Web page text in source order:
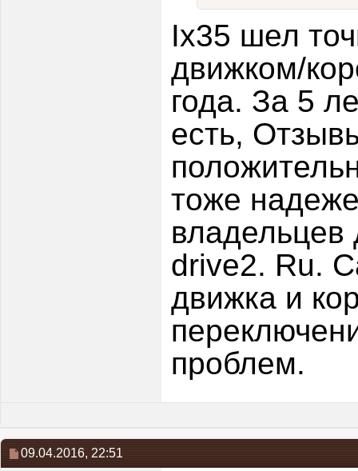
Ix35 шел
движком/
года. За 5
есть,
тоже
владельцев
drive2. Ru.
движка и
проблем.
09.04.2016, 22:51